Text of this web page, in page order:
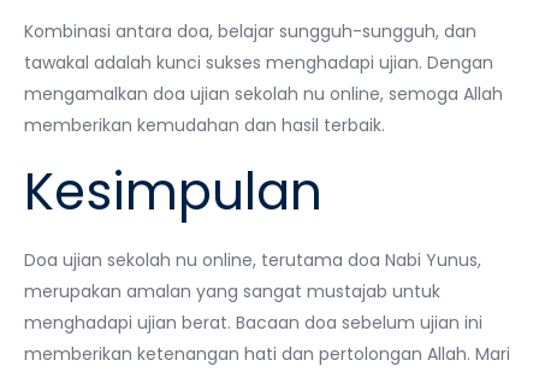
Kombinasi antara doa, belajar sungguh-sungguh, dan
tawakal adalah kunci sukses menghadapi ujian. Dengan
mengamalkan doa ujian sekolah nu online, semoga Allah
memberikan kemudahan dan hasil terbaik.
Kesimpulan
Doa ujian sekolah nu online, terutama doa Nabi Yunus,
merupakan amalan yang sangat mustajab untuk
menghadapi ujian berat. Bacaan doa sebelum ujian ini
memberikan ketenangan hati dan pertolongan Allah. Mari